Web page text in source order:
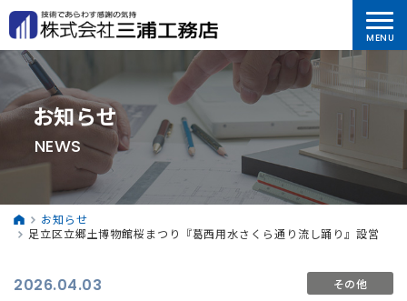
お知らせ
NEWS
お知らせ
足立区立郷土博物館桜まつり『葛西用水さくら通り流し踊り』設営
2026.04.03 その他